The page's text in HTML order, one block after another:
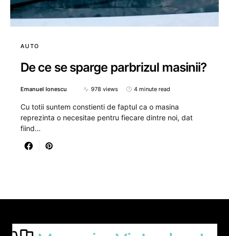
AUTO
De ce se sparge parbrizul masinii?
Emanuel Ionescu 978 views 4 minute read
Cu totii suntem constienti de faptul ca o masina
reprezinta o necesitae pentru fiecare dintre noi, dat
fiind…